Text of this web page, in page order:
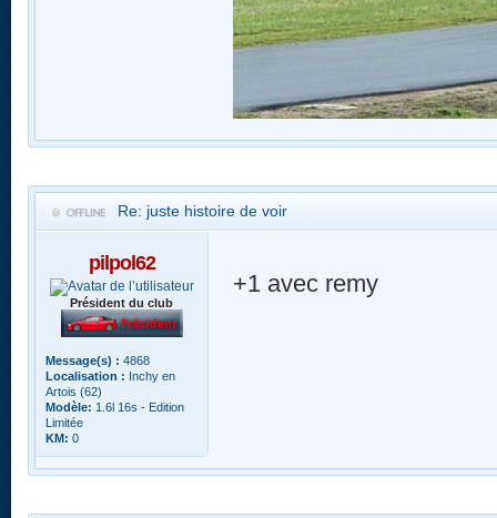
Re: juste histoire de voir
pilpol62
Président du club
Message(s) : 4868
Localisation : Inchy en
Artois (62)
Modèle: 1.6l 16s - Edition
Limitée
KM: 0
+1 avec remy